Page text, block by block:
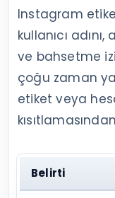
Instagram
kullanıcı
ve bahsetme
çoğu zaman
etiket veya
Belirti